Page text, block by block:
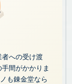
への受け渡
間がかかりま
も錬金堂なら